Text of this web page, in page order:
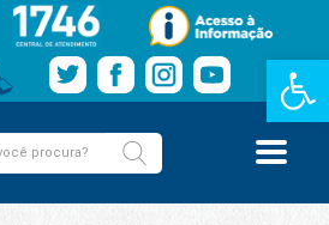
Barra de